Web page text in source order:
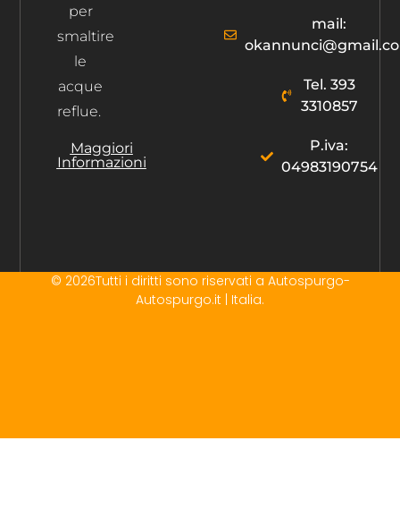
per
smaltire
le
acque
reflue.
Maggiori
Informazioni
mail:
Tel. 393
3310857
P.iva:
04983190754
© 2026Tutti i diritti sono riservati a Autospurgo-
Autospurgo.it | Italia.